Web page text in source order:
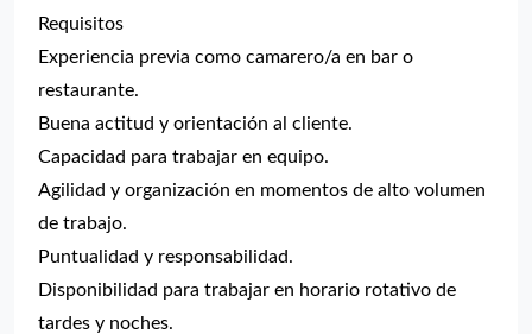
Requisitos
Experiencia previa como camarero/a en bar o
restaurante.
Buena actitud y orientación al cliente.
Capacidad para trabajar en equipo.
Agilidad y organización en momentos de alto volumen
de trabajo.
Puntualidad y responsabilidad.
Disponibilidad para trabajar en horario rotativo de
tardes y noches.